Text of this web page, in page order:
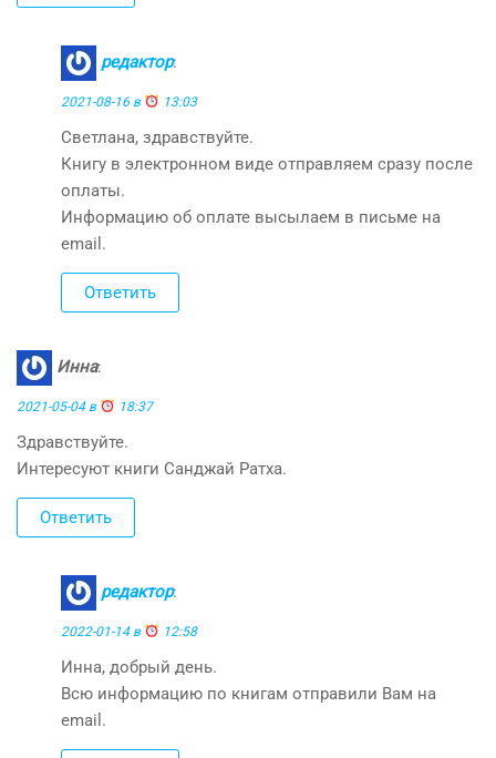
редактор:
2021-08-16 в 13:03
Светлана, здравствуйте.
Книгу в электронном виде отправляем сразу после
оплаты.
Информацию об оплате высылаем в письме на
email.
Ответить
Инна:
2021-05-04 в 18:37
Здравствуйте.
Интересуют книги Санджай Ратха.
Ответить
редактор:
2022-01-14 в 12:58
Инна, добрый день.
Всю информацию по книгам отправили Вам на
email.